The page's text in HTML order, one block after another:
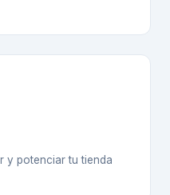
y potenciar tu tienda